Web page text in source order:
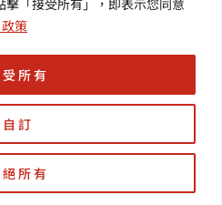
策
自訂
所有
所有
供您最新
限公司